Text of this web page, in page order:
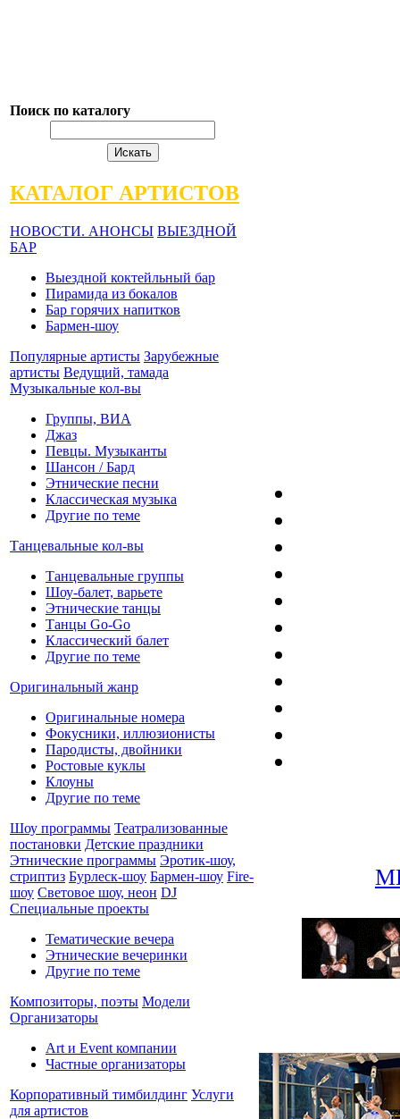
Поиск по каталогу
КАТАЛОГ АРТИСТОВ
НОВОСТИ. АНОНСЫ ВЫЕЗДНОЙ
БАР
Выездной коктейльный бар
Пирамида из бокалов
Бар горячих напитков
Бармен-шоу
Популярные артисты Зарубежные
артисты Ведущий, тамада
Музыкальные кол-вы
Группы, ВИА
Джаз
Певцы. Музыканты
Шансон / Бард
Этнические песни
Классическая музыка
Другие по теме
Танцевальные кол-вы
Танцевальные группы
Шоу-балет, варьете
Этнические танцы
Танцы Go-Go
Классический балет
Другие по теме
Оригинальный жанр
Оригинальные номера
Фокусники, иллюзионисты
Пародисты, двойники
Ростовые куклы
Клоуны
Другие по теме
Шоу программы Театрализованные
постановки Детские праздники
Этнические программы Эротик-шоу,
стриптиз Бурлеск-шоу Бармен-шоу Fire-
шоу Световое шоу, неон DJ
Специальные проекты
Тематические вечера
Этнические вечеринки
Другие по теме
Композиторы, поэты Модели
Организаторы
Art и Event компании
Частные организаторы
Корпоративный тимбилдинг Услуги
для артистов